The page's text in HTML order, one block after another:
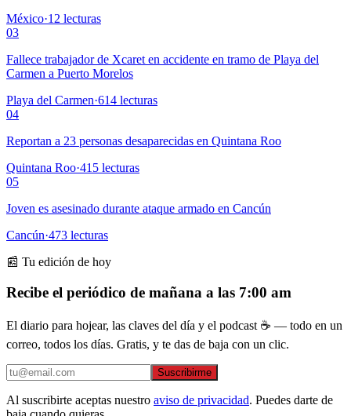
México·12 lecturas
03
Fallece trabajador de Xcaret en accidente en tramo de Playa del
Carmen a Puerto Morelos
Playa del Carmen·614 lecturas
04
Reportan a 23 personas desaparecidas en Quintana Roo
Quintana Roo·415 lecturas
05
Joven es asesinado durante ataque armado en Cancún
Cancún·473 lecturas
📰 Tu edición de hoy
Recibe el periódico de mañana a las 7:00 am
El diario para hojear, las claves del día y el podcast ☕ — todo en un
correo, todos los días. Gratis, y te das de baja con un clic.
Suscribirme
Al suscribirte aceptas nuestro aviso de privacidad. Puedes darte de